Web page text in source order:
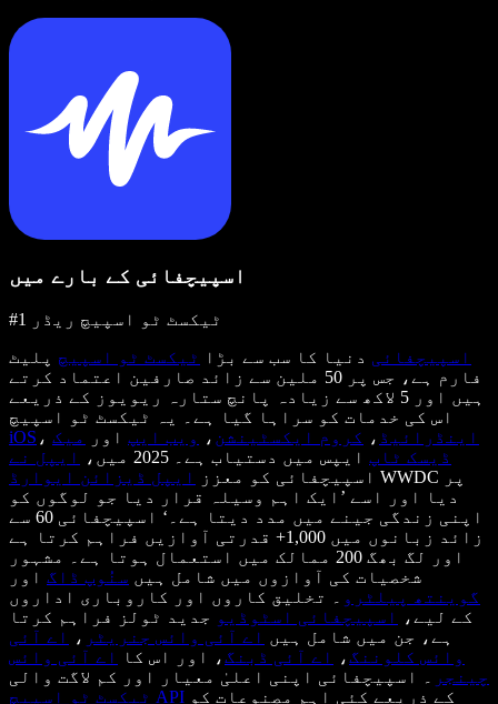
اسپیچفائی کے بارے میں
#1 ٹیکسٹ ٹو اسپیچ ریڈر
اسپیچفائی دنیا کا سب سے بڑا ٹیکسٹ ٹو اسپیچ پلیٹ
فارم ہے، جس پر 50 ملین سے زائد صارفین اعتماد کرتے
ہیں اور 5 لاکھ سے زیادہ پانچ ستارہ ریویوز کے ذریعے
اس کی خدمات کو سراہا گیا ہے۔ یہ ٹیکسٹ ٹو اسپیچ
iOS ، اینڈرائیڈ ، کروم ایکسٹینشن ، ویب ایپ اور
میک
ڈیسک ٹاپ ایپس میں دستیاب ہے۔ 2025 میں،
ایپل نے
اسپیچفائی کو معزز
ایپل ڈیزائن ایوارڈ
WWDC پر
دیا اور اسے ’ایک اہم وسیلہ قرار دیا جو لوگوں کو
اپنی زندگی جینے میں مدد دیتا ہے۔‘ اسپیچفائی 60 سے
زائد زبانوں میں 1,000+ قدرتی آوازیں فراہم کرتا ہے
اور لگ بھگ 200 ممالک میں استعمال ہوتا ہے۔ مشہور
شخصیات کی آوازوں میں شامل ہیں سنُوپ ڈاگ اور
گوینتھ پیلٹرو
۔ تخلیق کاروں اور کاروباری اداروں
کے لیے،
اسپیچفائی اسٹوڈیو جدید ٹولز فراہم کرتا
ہے، جن میں شامل ہیں اے آئی وائس جنریٹر ،
اے آئی
وائس کلوننگ، اے آئی ڈبنگ، اور اس کا
اے آئی وائس
چینجر
۔ اسپیچفائی اپنی اعلیٰ معیار اور کم لاگت والی
ٹیکسٹ ٹو اسپیچ API